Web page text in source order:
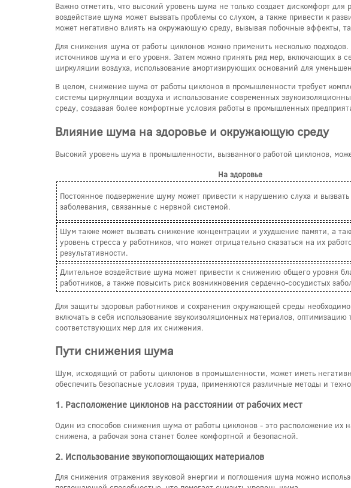
Важно отметить, что высокий уровень шума не только создает дискомфорт
воздействие шума может вызвать проблемы со слухом, а также привести к
может негативно влиять на окружающую среду, вызывая побочные эффекты,
Для снижения шума от работы циклонов можно применить несколько
источников шума и его уровня. Затем можно принять ряд мер, включающих в
циркуляции воздуха, использование амортизирующих оснований для
В целом, снижение шума от работы циклонов в промышленности требует
системы циркуляции воздуха и использование современных
среду, создавая более комфортные условия работы в промышленных
Влияние шума на здоровье и окружающую среду
Высокий уровень шума в промышленности, вызванного работой циклонов,
На здоровье
Постоянное подвержение шуму может привести к нарушению слуха и вызвать
заболевания, связанные с нервной системой.
Шум также может вызвать снижение концентрации и ухудшение памяти, а
уровень стресса у работников, что может отрицательно сказаться на их
результативности.
Длительное воздействие шума может привести к снижению общего уровня
работников, а также повысить риск возникновения сердечно-сосудистых
Для защиты здоровья работников и сохранения окружающей среды
включать в себя использование звукоизоляционных материалов,
соответствующих мер для их снижения.
Пути снижения шума
Шум, исходящий от работы циклонов в промышленности, может иметь
обеспечить безопасные условия труда, применяются различные методы и
1. Расположение циклонов на расстоянии от рабочих мест
Один из способов снижения шума от работы циклонов - это расположение их
снижена, а рабочая зона станет более комфортной и безопасной.
2. Использование звукопоглощающих материалов
Для снижения отражения звуковой энергии и поглощения шума можно